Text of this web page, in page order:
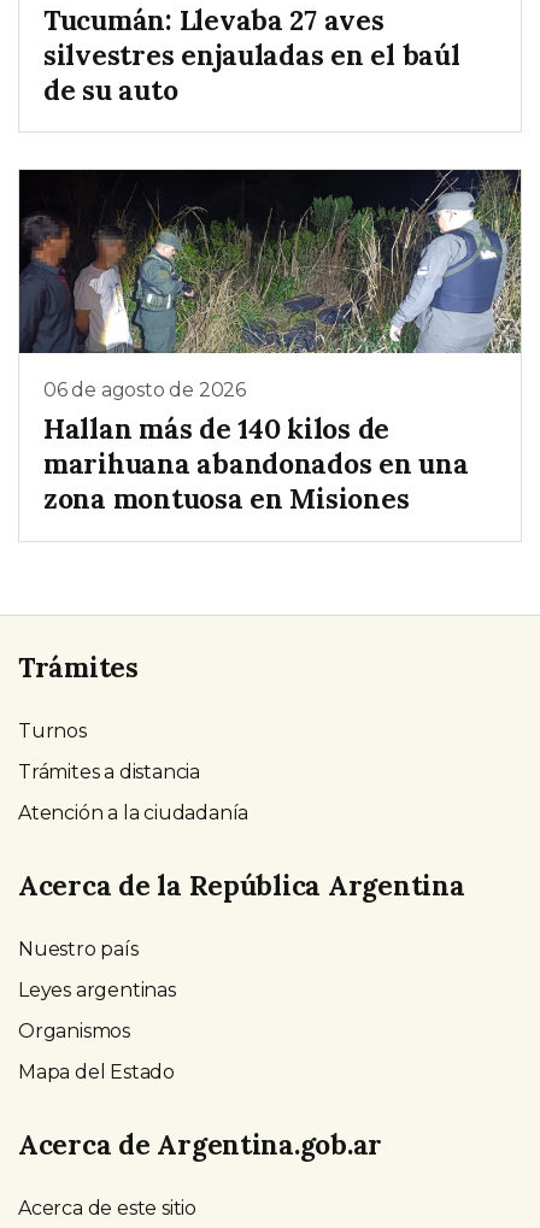
Tucumán: Llevaba 27 aves
silvestres enjauladas en el baúl
de su auto
06 de agosto de 2026
Hallan más de 140 kilos de
marihuana abandonados en una
zona montuosa en Misiones
Trámites
Turnos
Trámites a distancia
Atención a la ciudadanía
Acerca de la República Argentina
Nuestro país
Leyes argentinas
Organismos
Mapa del Estado
Acerca de Argentina.gob.ar
Acerca de este sitio